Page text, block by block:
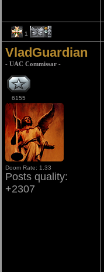
1 2
VladGuardian
- UAC Commissar -
6155
Doom Rate: 1.33
Posts quality:
+2307